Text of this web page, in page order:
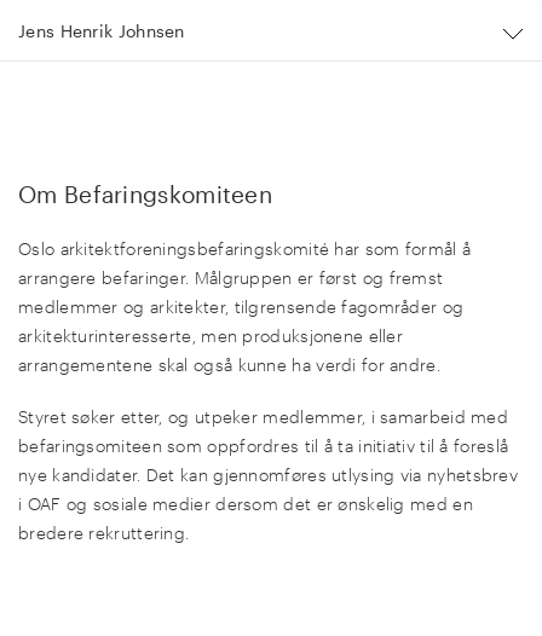
Jens Henrik Johnsen
Om Befaringskomiteen
Oslo arkitektforeningsbefaringskomité har som formål å
arrangere befaringer. Målgruppen er først og fremst
medlemmer og arkitekter, tilgrensende fagområder og
arkitekturinteresserte, men produksjonene eller
arrangementene skal også kunne ha verdi for andre.
Styret søker etter, og utpeker medlemmer, i samarbeid med
befaringsomiteen som oppfordres til å ta initiativ til å foreslå
nye kandidater. Det kan gjennomføres utlysing via nyhetsbrev
i OAF og sosiale medier dersom det er ønskelig med en
bredere rekruttering.